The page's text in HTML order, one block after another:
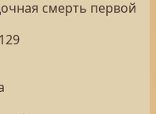
смерть первой